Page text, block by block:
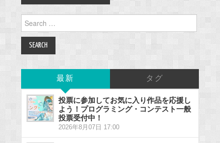
for:
最新 タグ
投票に参加してお気に入り作品を応援し
よう！プログラミング・コンテスト一般
投票受付中！
2026年8月07日 17:00